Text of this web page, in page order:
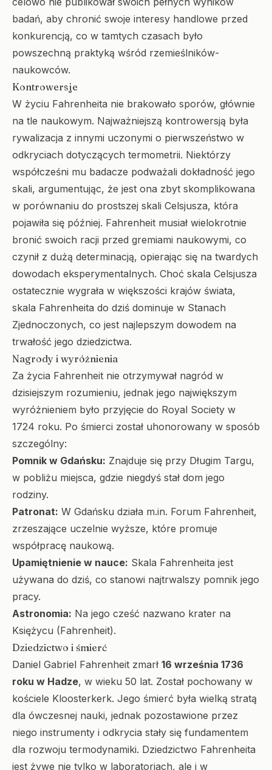
badań, aby chronić swoje interesy handlowe przed
konkurencją, co w tamtych czasach było
powszechną praktyką wśród rzemieślników-
naukowców.
Kontrowersje
W życiu Fahrenheita nie brakowało sporów, głównie
na tle naukowym. Najważniejszą kontrowersją była
rywalizacja z innymi uczonymi o pierwszeństwo w
odkryciach dotyczących termometrii. Niektórzy
współcześni mu badacze podważali dokładność jego
skali, argumentując, że jest ona zbyt skomplikowana
w porównaniu do prostszej skali Celsjusza, która
pojawiła się później. Fahrenheit musiał wielokrotnie
bronić swoich racji przed gremiami naukowymi, co
czynił z dużą determinacją, opierając się na twardych
dowodach eksperymentalnych. Choć skala Celsjusza
ostatecznie wygrała w większości krajów świata,
skala Fahrenheita do dziś dominuje w Stanach
Zjednoczonych, co jest najlepszym dowodem na
trwałość jego dziedzictwa.
Nagrody i wyróżnienia
Za życia Fahrenheit nie otrzymywał nagród w
dzisiejszym rozumieniu, jednak jego największym
wyróżnieniem było przyjęcie do Royal Society w
1724 roku. Po śmierci został uhonorowany w sposób
szczególny:
Pomnik w Gdańsku: Znajduje się przy Długim Targu,
w pobliżu miejsca, gdzie niegdyś stał dom jego
rodziny.
Patronat: W Gdańsku działa m.in. Forum Fahrenheit,
zrzeszające uczelnie wyższe, które promuje
współpracę naukową.
Upamiętnienie w nauce: Skala Fahrenheita jest
używana do dziś, co stanowi najtrwalszy pomnik jego
pracy.
Astronomia: Na jego cześć nazwano krater na
Księżycu (Fahrenheit).
Dziedzictwo i śmierć
Daniel Gabriel Fahrenheit zmarł 16 września 1736
roku w Hadze, w wieku 50 lat. Został pochowany w
kościele Kloosterkerk. Jego śmierć była wielką stratą
dla ówczesnej nauki, jednak pozostawione przez
niego instrumenty i odkrycia stały się fundamentem
dla rozwoju termodynamiki. Dziedzictwo Fahrenheita
jest żywe nie tylko w laboratoriach, ale i w